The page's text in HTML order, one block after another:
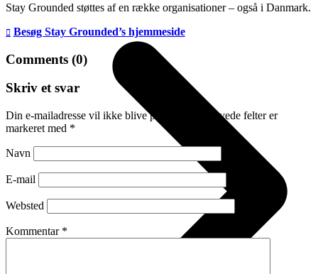
Stay Grounded støttes af en række organisationer – også i Danmark.
Besøg Stay Grounded’s hjemmeside
Comments (0)
Skriv et svar
Din e-mailadresse vil ikke blive publiceret.
Krævede felter er
markeret med *
Navn
E-mail
Websted
Kommentar *